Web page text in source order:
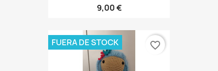
9,00 €
FUERA DE STOCK favorite_border